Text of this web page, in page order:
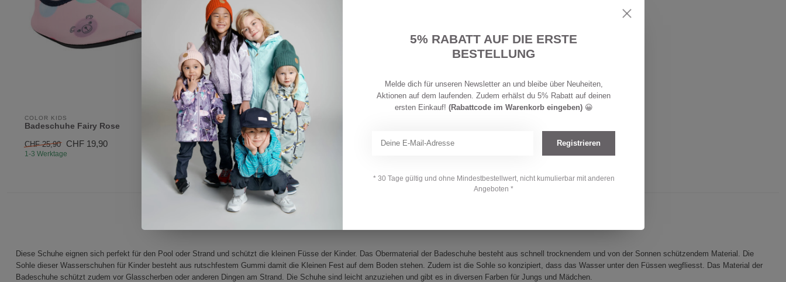
COLOR KIDS
Badeschuhe Fairy Rose
CHF 25,90 CHF 19,90
1-3 Werktage
REIMA
Kinder Badeschuh Lean Navy
CHF 39,90 CHF 29,90
1-3 Werktage
Diese Schuhe eignen sich perfekt für den Pool oder Strand und schützt die kleinen Füsse der Kinder. Das Obermaterial der Badeschuhe besteht aus schnell trocknendem und von der Sonnen schützendem Material. Die
Sohle dieser Wasserschuhen für Kinder besteht aus rutschfestem Gummi damit die Kleinen Fest auf dem Boden stehen. Zudem ist die Sohle so konzipiert, dass das Wasser unter den Füssen wegfliesst. Das Material der
Badeschuhe schützt zudem vor Glasscherben oder anderen Dingen am Strand. Die Schuhe sind leicht anzuziehen und gibt es in diversen Farben für Jungs und Mädchen.
5% RABATT AUF DIE ERSTE
BESTELLUNG
Melde dich für unseren Newsletter an und bleibe über Neuheiten,
Aktionen auf dem laufenden. Zudem erhälst du 5% Rabatt auf deinen
ersten Einkauf! (Rabattcode im Warenkorb eingeben) 😀
Registrieren
* 30 Tage gültig und ohne Mindestbestellwert, nicht kumulierbar mit anderen
Angeboten *